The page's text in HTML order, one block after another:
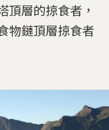
頂層的掠食者，
物鏈頂層掠食者